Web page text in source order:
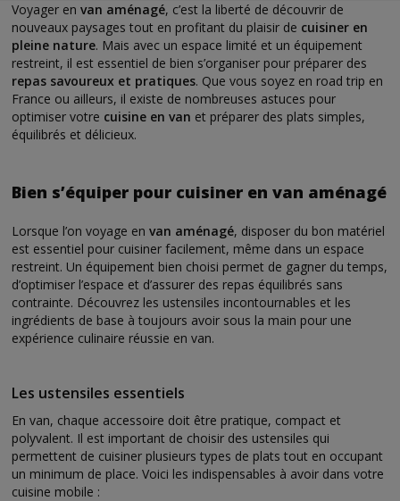
Voyager envan aménagé, c’est la liberté de découvrir de
nouveaux paysages tout en profitant du plaisir de cuisiner en
pleine nature. Mais avec un espace limité et un équipement
restreint, il est essentiel de bien s’organiser pour préparer des
repas savoureux et pratiques. Que vous soyez en road trip en
France ou ailleurs, il existe de nombreuses astuces pour
optimiser votre cuisine en van et préparer des plats simples,
équilibrés et délicieux.
Bien s’équiper pour cuisiner en van aménagé
Lorsque l’on voyage envan aménagé, disposer du bon matériel
est essentiel pour cuisiner facilement, même dans un espace
restreint. Un équipement bien choisi permet de gagner du temps,
d’optimiser l’espace et d’assurer des repas équilibrés sans
contrainte. Découvrez les ustensiles incontournables et les
ingrédients de base à toujours avoir sous la main pour une
expérience culinaire réussie en van.
Les ustensiles essentiels
En van, chaque accessoire doit être pratique, compact et
polyvalent. Il est important de choisir des ustensiles qui
permettent de cuisiner plusieurs types de plats tout en occupant
un minimum de place. Voici les indispensables à avoir dans votre
cuisine mobile :